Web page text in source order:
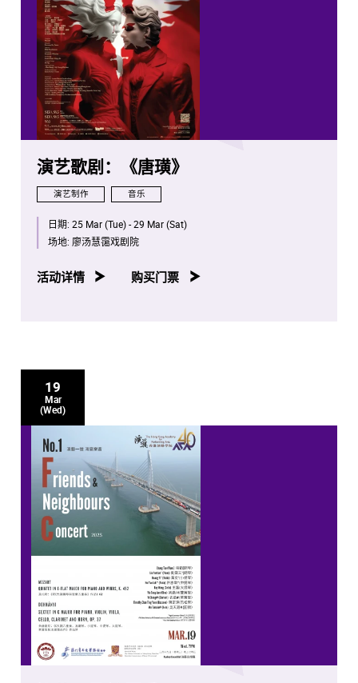
演艺歌剧：《唐璜》
演艺制作 音乐
日期: 25 Mar (Tue) - 29 Mar (Sat)
场地: 廖汤慧霭戏剧院
活动详情 购买门票
19
Mar
(Wed)